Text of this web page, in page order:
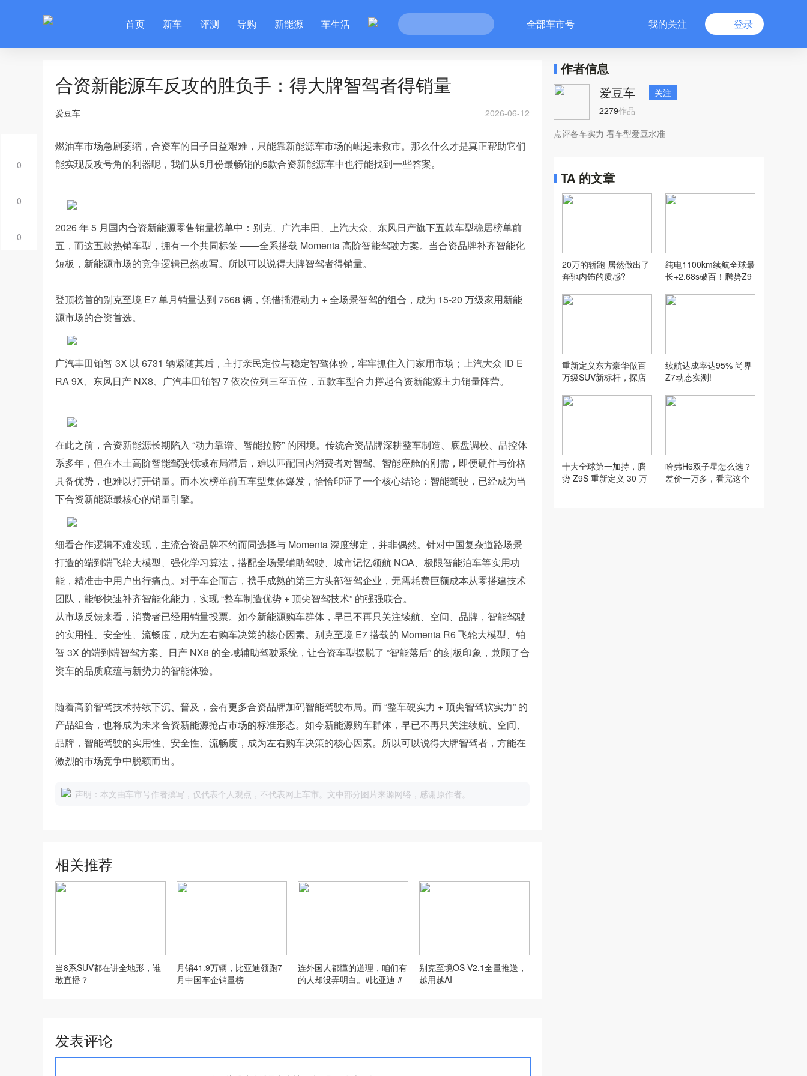
首页 新车 评测 导购 新能源 车生活 全部车市号 我的关注 登录
0
0
0
合资新能源车反攻的胜负手：得大牌智驾者得销量
爱豆车 2026-06-12
燃油车市场急剧萎缩，合资车的日子日益艰难，只能靠新能源车市场的崛起来救市。那么什么才是真正帮助它们
能实现反攻号角的利器呢，我们从5月份最畅销的5款合资新能源车中也行能找到一些答案。
2026 年 5 月国内合资新能源零售销量榜单中：别克、广汽丰田、上汽大众、东风日产旗下五款车型稳居榜单前
五，而这五款热销车型，拥有一个共同标签 ——全系搭载 Momenta 高阶智能驾驶方案。当合资品牌补齐智能化
短板，新能源市场的竞争逻辑已然改写。所以可以说得大牌智驾者得销量。
登顶榜首的别克至境 E7 单月销量达到 7668 辆，凭借插混动力 + 全场景智驾的组合，成为 15-20 万级家用新能
源市场的合资首选。
广汽丰田铂智 3X 以 6731 辆紧随其后，主打亲民定位与稳定智驾体验，牢牢抓住入门家用市场；上汽大众 ID E
RA 9X、东风日产 NX8、广汽丰田铂智 7 依次位列三至五位，五款车型合力撑起合资新能源主力销量阵营。
在此之前，合资新能源长期陷入 “动力靠谱、智能拉胯” 的困境。传统合资品牌深耕整车制造、底盘调校、品控体
系多年，但在本土高阶智能驾驶领域布局滞后，难以匹配国内消费者对智驾、智能座舱的刚需，即便硬件与价格
具备优势，也难以打开销量。而本次榜单前五车型集体爆发，恰恰印证了一个核心结论：智能驾驶，已经成为当
下合资新能源最核心的销量引擎。
细看合作逻辑不难发现，主流合资品牌不约而同选择与 Momenta 深度绑定，并非偶然。针对中国复杂道路场景
打造的端到端飞轮大模型、强化学习算法，搭配全场景辅助驾驶、城市记忆领航 NOA、极限智能泊车等实用功
能，精准击中用户出行痛点。对于车企而言，携手成熟的第三方头部智驾企业，无需耗费巨额成本从零搭建技术
团队，能够快速补齐智能化能力，实现 “整车制造优势 + 顶尖智驾技术” 的强强联合。
从市场反馈来看，消费者已经用销量投票。如今新能源购车群体，早已不再只关注续航、空间、品牌，智能驾驶
的实用性、安全性、流畅度，成为左右购车决策的核心因素。别克至境 E7 搭载的 Momenta R6 飞轮大模型、铂
智 3X 的端到端智驾方案、日产 NX8 的全域辅助驾驶系统，让合资车型摆脱了 “智能落后” 的刻板印象，兼顾了合
资车的品质底蕴与新势力的智能体验。
随着高阶智驾技术持续下沉、普及，会有更多合资品牌加码智能驾驶布局。而 “整车硬实力 + 顶尖智驾软实力” 的
产品组合，也将成为未来合资新能源抢占市场的标准形态。如今新能源购车群体，早已不再只关注续航、空间、
品牌，智能驾驶的实用性、安全性、流畅度，成为左右购车决策的核心因素。所以可以说得大牌智驾者，方能在
激烈的市场竞争中脱颖而出。
声明：本文由车市号作者撰写，仅代表个人观点，不代表网上车市。文中部分图片来源网络，感谢原作者。
相关推荐
当8系SUV都在讲全地形，谁
敢直播？
月销41.9万辆，比亚迪领跑7
月中国车企销量榜
连外国人都懂的道理，咱们有
的人却没弄明白。#比亚迪 #
别克至境OS V2.1全量推送，
越用越AI
发表评论
作者信息
爱豆车
关注
2279作品
点评各车实力 看车型爱豆水准
TA 的文章
20万的轿跑 居然做出了
奔驰内饰的质感?
纯电1100km续航全球最
长+2.68s破百！腾势Z9
重新定义东方豪华做百
万级SUV新标杆，探店
续航达成率达95% 尚界
Z7动态实测!
十大全球第一加持，腾
势 Z9S 重新定义 30 万
哈弗H6双子星怎么选？
差价一万多，看完这个